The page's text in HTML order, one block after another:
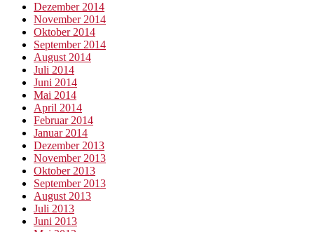
Dezember 2014
November 2014
Oktober 2014
September 2014
August 2014
Juli 2014
Juni 2014
Mai 2014
April 2014
Februar 2014
Januar 2014
Dezember 2013
November 2013
Oktober 2013
September 2013
August 2013
Juli 2013
Juni 2013